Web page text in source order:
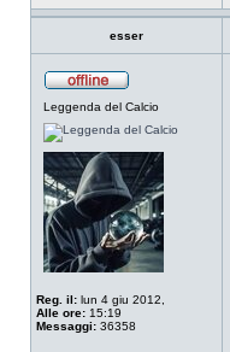
esser
Leggenda del Calcio
Reg. il: lun 4 giu 2012,
Alle ore: 15:19
Messaggi: 36358